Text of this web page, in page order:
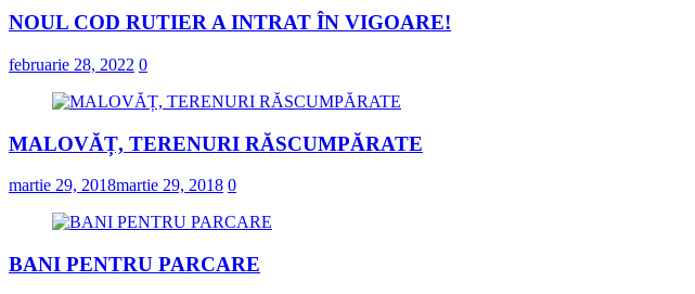
NOUL COD RUTIER A INTRAT ÎN VIGOARE!
februarie 28, 2022 0
MALOVĂȚ, TERENURI RĂSCUMPĂRATE
martie 29, 2018martie 29, 2018 0
BANI PENTRU PARCARE